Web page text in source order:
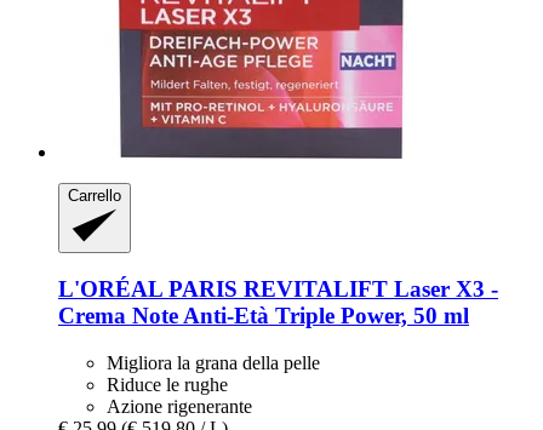
Carrello
L'ORÉAL PARIS REVITALIFT Laser X3 -​
Crema Note Anti-​Età Triple Power, 50 ml
Migliora la grana della pelle
Riduce le rughe
Azione rigenerante